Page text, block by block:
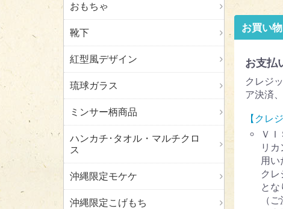
おもちゃ
靴下
紅型風デザイン
琉球ガラス
ミンサー柄商品
ハンカチ･タオル・マルチクロ
ス
沖縄限定モケケ
沖縄限定こげもち
お買い
お支払
クレジ
ア決済
【クレ
Ｖ
リ
用い
ク
とな
（